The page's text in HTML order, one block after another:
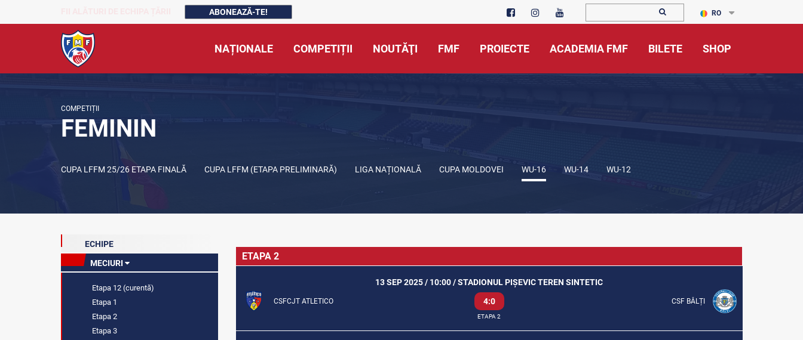
ABONEAZĂ-TE! RO
NAȚIONALE COMPETIȚII NOUTĂŢI FMF PROIECTE ACADEMIA FMF BILETE SHOP
COMPETIȚII
FEMININ
CUPA LFFM 25/26 ETAPA FINALĂ CUPA LFFM (ETAPA PRELIMINARĂ) LIGA NAȚIONALĂ CUPA MOLDOVEI WU-16 WU-14 WU-12
ECHIPE
MECIURI
Etapa 12 (curentă)
Etapa 1
Etapa 2
Etapa 3
ETAPA 2
13 SEP 2025 / 10:00 / STADIONUL PIȘEVIC TEREN SINTETIC
CSFCJT ATLETICO 4:0 CSF BĂLȚI
ETAPA 2